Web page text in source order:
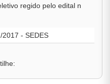
regido pelo edital n
- SEDES